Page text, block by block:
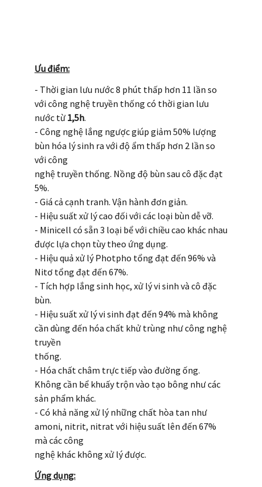
Ưu điểm:
- Thời gian lưu nước 8 phút thấp hơn 11 lần so
với công nghệ truyền thống có thời gian lưu
nước từ 1,5h.
- Công nghệ lắng ngược giúp giảm 50% lượng
bùn hóa lý sinh ra với độ ẩm thấp hơn 2 lần so
với công
nghệ truyền thống. Nồng độ bùn sau cô đặc đạt
5%.
- Giá cả cạnh tranh. Vận hành đơn giản.
- Hiệu suất xử lý cao đối với các loại bùn dễ vỡ.
- Minicell có sẵn 3 loại bể với chiều cao khác nhau
được lựa chọn tùy theo ứng dụng.
- Hiệu quả xử lý Photpho tổng đạt đến 96% và
Nitơ tổng đạt đến 67%.
- Tích hợp lắng sinh học, xử lý vi sinh và cô đặc
bùn.
- Hiệu suất xử lý vi sinh đạt đến 94% mà không
cần dùng đến hóa chất khử trùng như công nghệ
truyền
thống.
- Hóa chất châm trực tiếp vào đường ống.
Không cần bể khuấy trộn vào tạo bông như các
sản phẩm khác.
- Có khả năng xử lý những chất hòa tan như
amoni, nitrit, nitrat với hiệu suất lên đến 67%
mà các công
nghệ khác không xử lý được.
Ứng dụng: